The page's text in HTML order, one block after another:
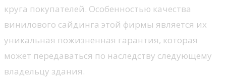
круга покупателей. Особенностью качества
винилового сайдинга этой фирмы является их
уникальная пожизненная гарантия, которая
может передаваться по наследству следующему
владельцу здания.